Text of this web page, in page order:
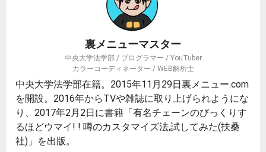
裏メニューマスター
中央大学法学部 / プログラマー / YouTuber
カラーコーディネーター / WEB解析士
中央大学法学部在籍。2015年11月29日裏メニュー.com
を開設。2016年からTVや雑誌に取り上げられようにな
り、2017年2月2日に書籍「有名チェーンのびっくりす
るほどウマイ! ! 噂のカスタマイズ法,試してみた(扶桑
社)」を出版。